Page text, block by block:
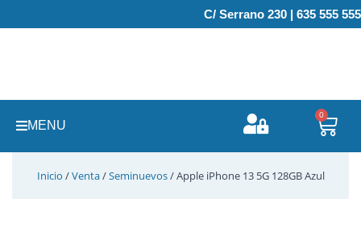
al
C/ Serrano 230 | 635 555 555
MENU
0
Inicio /Venta/Seminuevos/ Apple iPhone 13 5G 128GB Azul